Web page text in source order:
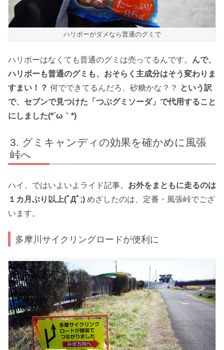
ハリボーがダメなら普通のグミで
ハリボーはなくても普通のグミは売ってるんです。
んで、
ハリボーも普通のグミも、おそらく主成分はそう変わりま
すまい！？ 何でできてるんだろ、砂糖かな？？ という訳
で、セブンで見つけた「つぶグミソーダ」で代用すること
にしました(*´ω｀*)
グミキャンディの効果を確かめに風張
峠へ
ハイ、ではいよいよライド記事。 お外をまともに走るのは
１カ月ぶり以上(ﾟДﾟ;) めざしたのは、定番・風張峠でござ
います。
多摩川サイクリングロードが便利に